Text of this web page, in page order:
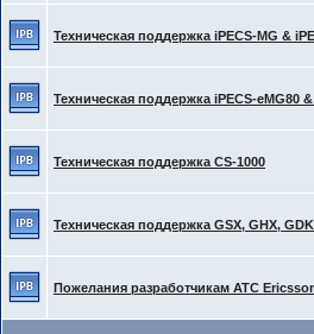
Техническая поддержка iPECS-MG &
Техническая поддержка iPECS-eMG80
Техническая поддержка CS-1000
Техническая поддержка GSX, GHX, GDK
Пожелания разработчикам АТС